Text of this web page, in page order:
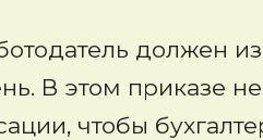
должен
В этом приказе
чтобы